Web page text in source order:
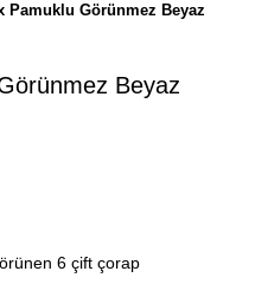
Pamuklu Görünmez Beyaz
Beyaz
6 çift çorap